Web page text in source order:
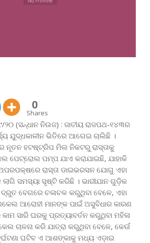
0
Shares
୨୦ (ସନ୍ଧାନ ନିଉଜ) : ଜାତୀୟ ରାଜପଥ-୧୪୩ର
ଯୁଦ୍ଧକାଳୀନ ଭିତିରେ ଆଗେଇ ଚାଲିଛି ।
ନୂତନ ହଟଷ୍ଟ୍ରିପ ମିଲ ନିକଟରୁ ରାସ୍ତାକୁ
ପେଟ୍ରୋଲ ପମ୍ପ ଯାଏ କରାଯାଇଛି, ଯାହାକି
ରାସ୍ତା ଡାଇଭରସନ ଯୋଗୁ ଏହା
ଲାଗି ସମସ୍ୟା ସୃଷ୍ଟି କରିଛି । ଭାରୀଯାନ ଗୁଡ଼ିକ
ବେଗରେ ଚଳାଚଳ କରୁଥିବା ବେଳେ, ଏହା
ଆରୋହୀ ମାନଙ୍କ ପାଇଁ ଅସୁବିଧାର କାରଣ
ସାରି ଘରକୁ ପ୍ରତ୍ୟାବର୍ତନ କରୁଥିବା ମହିଳା
ଚାଳନା କରି ଯାତ୍ରା କରୁଥିବା ବେଳେ, କେଉଁ
ଘଟିବ ଏ ଆଶଙ୍କାକୁ ମଧ୍ୟ ଏଡ଼ାଇ